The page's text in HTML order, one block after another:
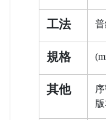
工法
規格
其他